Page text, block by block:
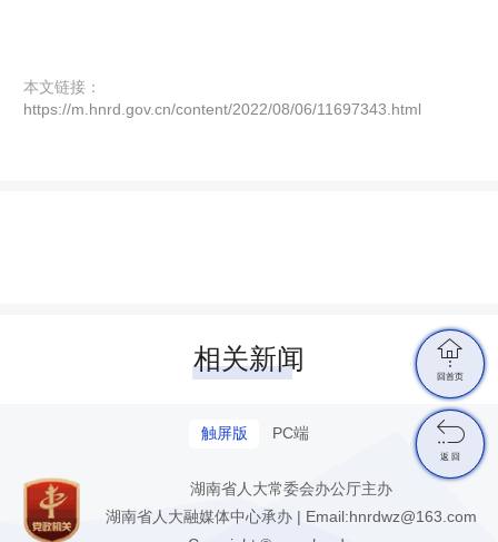
本文链接：
https://m.hnrd.gov.cn/content/2022/08/06/11697343.html
相关新闻
触屏版 PC端
湖南省人大常委会办公厅主办
湖南省人大融媒体中心承办 | Email:hnrdwz@163.com

回首页

返 回